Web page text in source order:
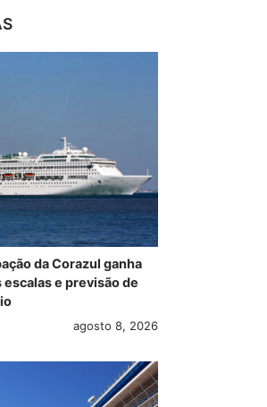
da Corazul ganha
e previsão de
agosto 8, 2026